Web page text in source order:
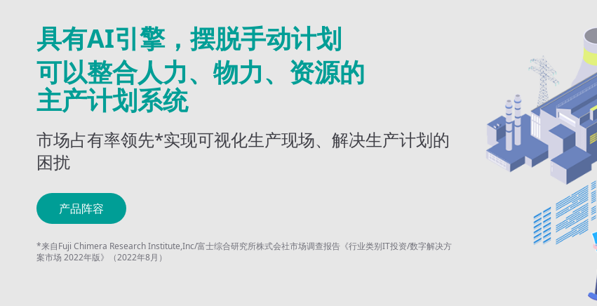
具有AI引擎，摆脱手动计划
可以整合人力、物力、资源的
主产计划系统
市场占有率领先*实现可视化生产现场、解决生产计划的
困扰
产品阵容
*来自Fuji Chimera Research Institute,Inc/富士综合研究所株式会社市场调查报告《行业类别IT投资/数字解决方
案市场 2022年版》（2022年8月）